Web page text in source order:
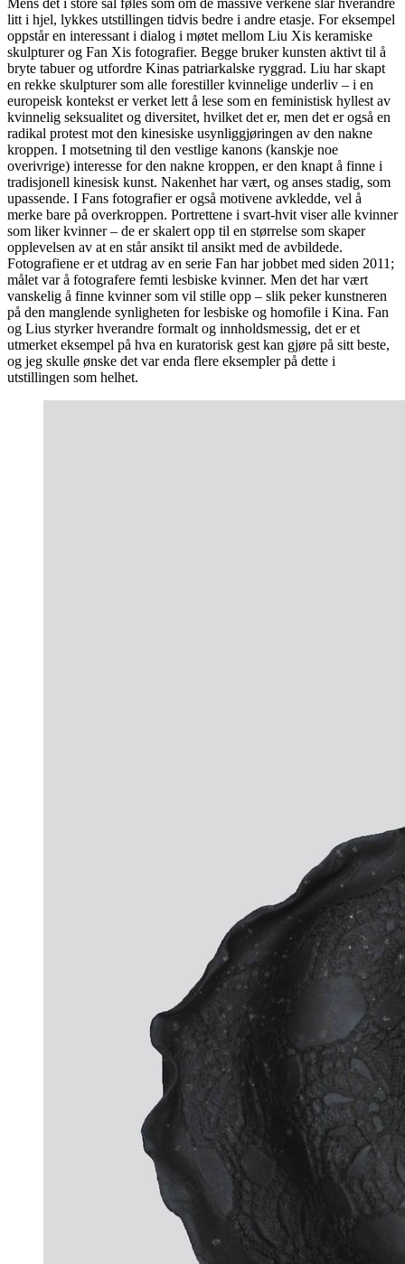
Mens det i store sal føles som om de massive verkene slår hverandre
litt i hjel, lykkes utstillingen tidvis bedre i andre etasje. For eksempel
oppstår en interessant i dialog i møtet mellom Liu Xis keramiske
skulpturer og Fan Xis fotografier. Begge bruker kunsten aktivt til å
bryte tabuer og utfordre Kinas patriarkalske ryggrad. Liu har skapt
en rekke skulpturer som alle forestiller kvinnelige underliv – i en
europeisk kontekst er verket lett å lese som en feministisk hyllest av
kvinnelig seksualitet og diversitet, hvilket det er, men det er også en
radikal protest mot den kinesiske usynliggjøringen av den nakne
kroppen. I motsetning til den vestlige kanons (kanskje noe
overivrige) interesse for den nakne kroppen, er den knapt å finne i
tradisjonell kinesisk kunst. Nakenhet har vært, og anses stadig, som
upassende. I Fans fotografier er også motivene avkledde, vel å
merke bare på overkroppen. Portrettene i svart-hvit viser alle kvinner
som liker kvinner – de er skalert opp til en størrelse som skaper
opplevelsen av at en står ansikt til ansikt med de avbildede.
Fotografiene er et utdrag av en serie Fan har jobbet med siden 2011;
målet var å fotografere femti lesbiske kvinner. Men det har vært
vanskelig å finne kvinner som vil stille opp – slik peker kunstneren
på den manglende synligheten for lesbiske og homofile i Kina. Fan
og Lius styrker hverandre formalt og innholdsmessig, det er et
utmerket eksempel på hva en kuratorisk gest kan gjøre på sitt beste,
og jeg skulle ønske det var enda flere eksempler på dette i
utstillingen som helhet.